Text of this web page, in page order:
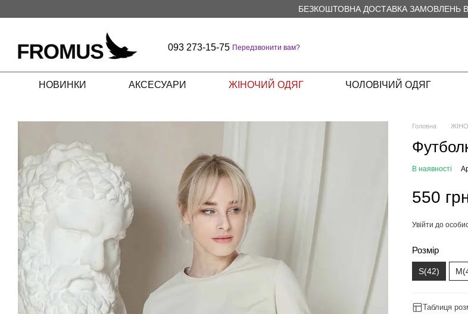
БЕЗКОШТОВНА ДОСТАВКА ЗАМОВЛЕНЬ
093 273-15-75 Передзвонити вам?
НОВИНКИ АКСЕСУАРИ ЖІНОЧИЙ ОДЯГ ЧОЛОВІЧИЙ ОДЯГ
Головна
В наявності
550
Увійти до
Розмір
S(42)
Таблиця